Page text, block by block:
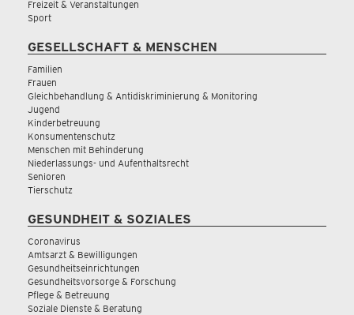
Freizeit & Veranstaltungen
Sport
GESELLSCHAFT & MENSCHEN
Familien
Frauen
Gleichbehandlung & Antidiskriminierung & Monitoring
Jugend
Kinderbetreuung
Konsumentenschutz
Menschen mit Behinderung
Niederlassungs- und Aufenthaltsrecht
Senioren
Tierschutz
GESUNDHEIT & SOZIALES
Coronavirus
Amtsarzt & Bewilligungen
Gesundheitseinrichtungen
Gesundheitsvorsorge & Forschung
Pflege & Betreuung
Soziale Dienste & Beratung